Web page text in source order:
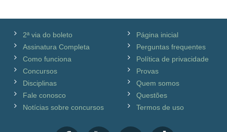
2ª via do boleto
Assinatura Completa
Como funciona
Concursos
Disciplinas
Fale conosco
Notícias sobre concursos
Página inicial
Perguntas frequentes
Política de privacidade
Provas
Quem somos
Questões
Termos de uso